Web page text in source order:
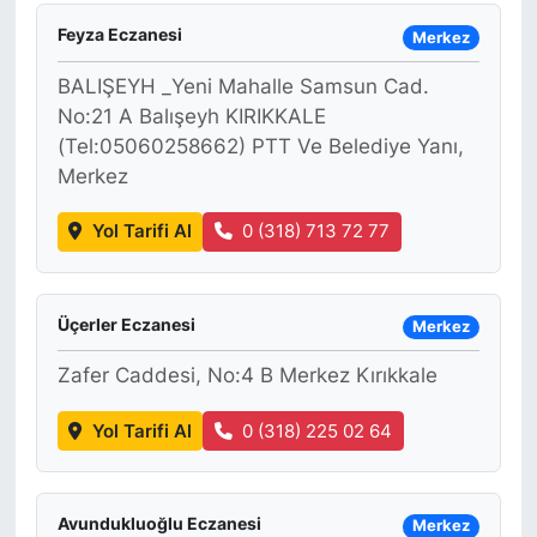
Feyza Eczanesi Merkez
BALIŞEYH _Yeni Mahalle Samsun Cad.
No:21 A Balışeyh KIRIKKALE
(Tel:05060258662) PTT Ve Belediye Yanı,
Merkez
Yol Tarifi Al 0 (318) 713 72 77
Üçerler Eczanesi Merkez
Zafer Caddesi, No:4 B Merkez Kırıkkale
Yol Tarifi Al 0 (318) 225 02 64
Avundukluoğlu Eczanesi Merkez